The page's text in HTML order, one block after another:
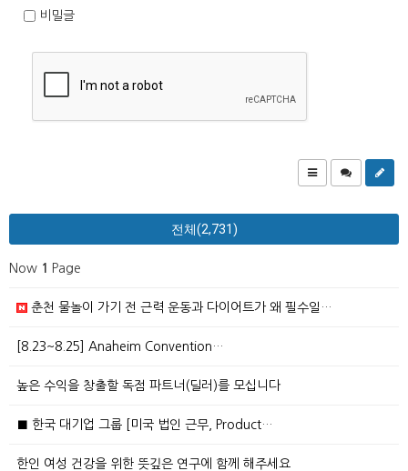
비밀글
전체(2,731)
Now 1 Page
춘천 물놀이 가기 전 근력 운동과 다이어트가 왜 필수일…
[8.23~8.25] Anaheim Convention…
높은 수익을 창출할 독점 파트너(딜러)를 모십니다
■ 한국 대기업 그룹 [미국 법인 근무, Product…
한인 여성 건강을 위한 뜻깊은 연구에 함께 해주세요